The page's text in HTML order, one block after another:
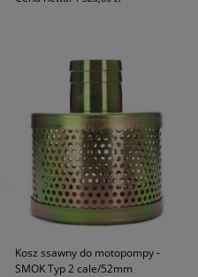
Kosz ssawny do motopompy -
SMOK Typ 2 cale/52mm